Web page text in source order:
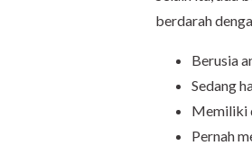
berdarah
Berusia
Sedang
Memiliki
Pernah